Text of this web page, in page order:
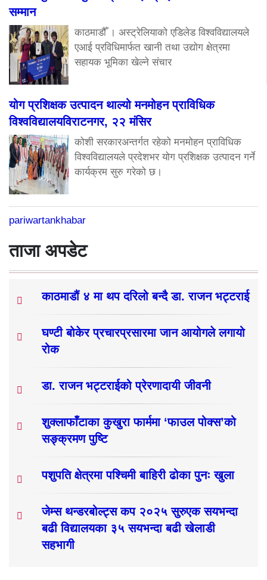
सम्मान
काठमाडौँ । अस्ट्रेलियाको एडिलेड विश्वविद्यालयले
एआई प्रविधिमार्फत खानी तथा उद्योग क्षेत्रमा
सहायक भूमिका खेल्ने संचार
योग प्रशिक्षक उत्पादन थाल्यो मनमोहन प्राविधिक
विश्वविद्यालयविराटनगर, २२ मंसिर
कोशी सरकारअन्तर्गत रहेको मनमोहन प्राविधिक
विश्वविद्यालयले प्रदेशभर योग प्रशिक्षक उत्पादन गर्ने
कार्यक्रम सुरु गरेको छ।
pariwartankhabar
ताजा अपडेट
काठमाडौं ४ मा थप दरिलो बन्दै डा. राजन भट्टराई
घण्टी बोकेर प्रचारप्रसारमा जान आयोगले लगायो
रोक
डा. राजन भट्टराईको प्रेरणादायी जीवनी
शुक्लाफाँटाका कुखुरा फार्ममा ‘फाउल पोक्स’को
सङ्क्रमण पुष्टि
पशुपति क्षेत्रमा पश्चिमी बाहिरी ढोका पुनः खुला
जेम्स थन्डरबोल्ट्स कप २०२५ सुरुएक सयभन्दा
बढी विद्यालयका ३५ सयभन्दा बढी खेलाडी
सहभागी